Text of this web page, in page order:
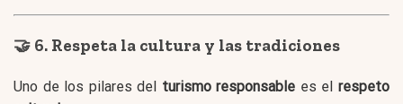
🤝 6. Respeta la cultura y las tradiciones
Uno de los pilares del turismo responsable es elrespeto